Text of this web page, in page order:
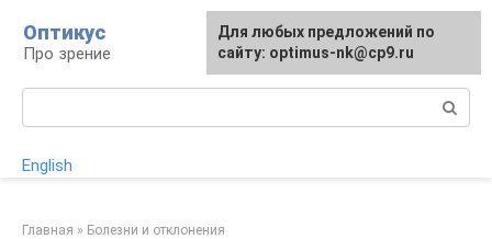
контенту
Оптикус
Про зрение
English
Главная » Болезни и отклонения
Для любых предложений по
сайту: optimus-nk@cp9.ru